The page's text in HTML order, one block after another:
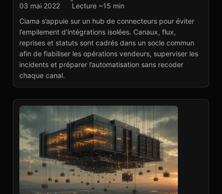
Agence marketplace
connecteurs
marketplace
Voir le projet→
03 mai 2022
Lecture ~15 min
Ciama s’appuie sur un hub de connecteurs pour éviter
l’empilement d’intégrations isolées. Canaux, flux,
reprises et statuts sont cadrés dans un socle commun
afin de fiabiliser les opérations vendeurs, superviser les
incidents et préparer l’automatisation sans recoder
chaque canal.